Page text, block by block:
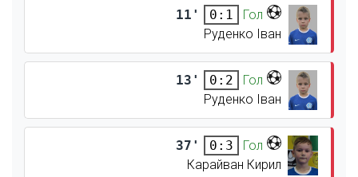
11' 0:1
Гол
Руденко Іван
13' 0:2
Гол
Руденко Іван
37' 0:3
Гол
Карайван Кирил